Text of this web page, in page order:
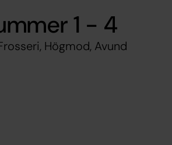
1 - 4
Högmod, Avund